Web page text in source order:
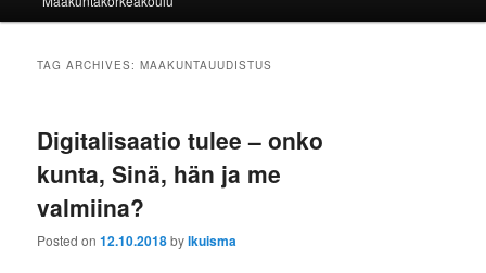
TAG ARCHIVES:MAAKUNTAUUDISTUS
Digitalisaatio tulee – onko
kunta, Sinä, hän ja me
valmiina?
Posted on12.10.2018bylkuisma